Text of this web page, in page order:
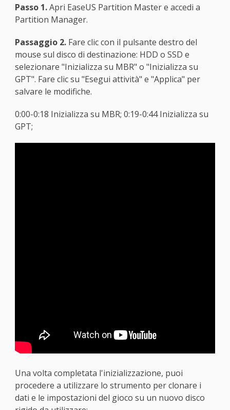
Passo 1.Apri EaseUS Partition Master e accedi a
Partition Manager.
Passaggio 2.Fare clic con il pulsante destro del
mouse sul disco di destinazione: HDD o SSD e
selezionare "Inizializza su MBR" o "Inizializza su
GPT". Fare clic su "Esegui attività" e "Applica" per
salvare le modifiche.
0:00-0:18 Inizializza su MBR; 0:19-0:44 Inizializza su
GPT;
Una volta completata l'inizializzazione, puoi
procedere a utilizzare lo strumento per clonare i
dati e le impostazioni del gioco su un nuovo disco